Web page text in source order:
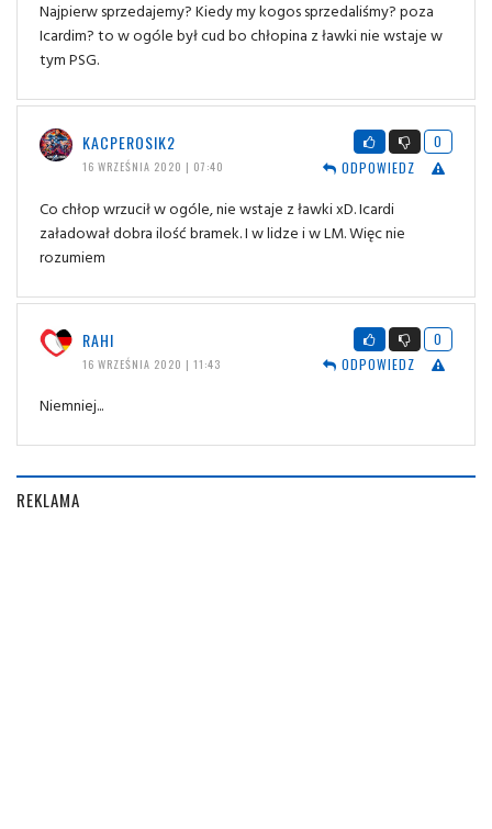
Najpierw sprzedajemy? Kiedy my kogos sprzedaliśmy? poza
Icardim? to w ogóle był cud bo chłopina z ławki nie wstaje w
tym PSG.
KACPEROSIK2
16 WRZEŚNIA 2020 | 07:40
0
ODPOWIEDZ
Co chłop wrzucił w ogóle, nie wstaje z ławki xD. Icardi
załadował dobra ilość bramek. I w lidze i w LM. Więc nie
rozumiem
RAHI
16 WRZEŚNIA 2020 | 11:43
0
ODPOWIEDZ
Niemniej...
REKLAMA